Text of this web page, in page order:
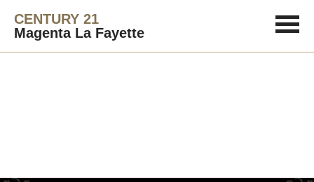
CENTURY 21
Magenta La Fayette